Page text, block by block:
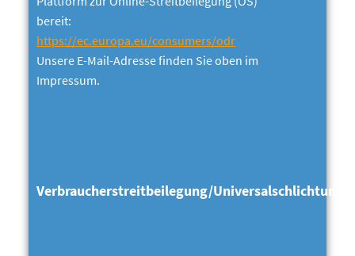
bereit:
https://ec.europa.eu/consumers/odr
Unsere E-Mail-Adresse finden Sie oben im
Impressum.
Verbraucherstreitbeilegung/